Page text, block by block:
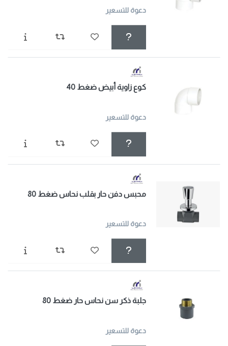
دعوة للتسعير
كوع زاوية أبيض ضغط 40
دعوة للتسعير
محبس دفن حار بقلب نحاس ضغط 80
دعوة للتسعير
جلبة ذكر سن نحاس حار ضغط 80
دعوة للتسعير